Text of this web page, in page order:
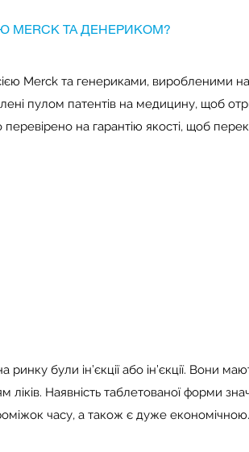
MERCK ТА ДЕНЕРИКОМ?
Merck та генериками, виробленими
пулом патентів на медицину, щоб
на гарантію якості, щоб
були ін’єкції або ін’єкції. Вони
ліків. Наявність таблетованої форми
часу, а також є дуже економічною.